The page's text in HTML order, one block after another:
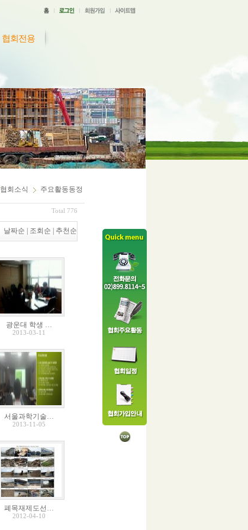
협회전용
협회소식 주요활동동정
Total 776
날짜순 조회순 추천순
광운대 학생 …
2013-03-11
서울과학기술…
2013-11-05
폐목재제도선…
2012-04-10